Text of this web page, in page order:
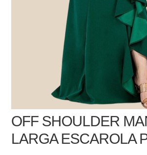
OFF SHOULDER
LARGA ESCAROLA